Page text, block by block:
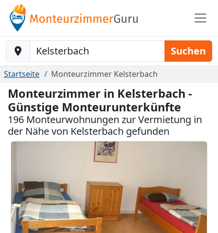
Baustelle-Location Suchen
Startseite Monteurzimmer Kelsterbach
Monteurzimmer in Kelsterbach -
Günstige Monteurunterkünfte
196 Monteurwohnungen zur Vermietung in
der Nähe von Kelsterbach gefunden